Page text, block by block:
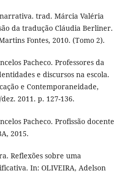
narrativa. trad. Márcia Valéria
da tradução Cláudia Berliner.
Fontes, 2010. (Tomo 2).
Pacheco. Professores da
e discursos na escola.
e Contemporaneidade,
2011. p. 127-136.
Pacheco. Profissão docente
2015.
Reflexões sobre uma
In: OLIVEIRA, Adelson